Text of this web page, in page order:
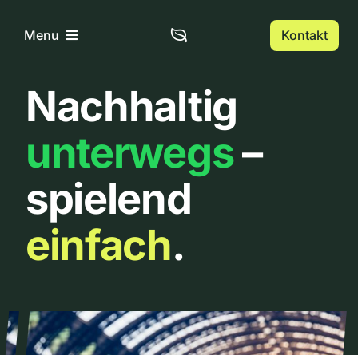
InhaltMenu
Home
Über uns
Urbanlist
Kontakt
Nachhaltig
unterwegs–
spielend
einfach.